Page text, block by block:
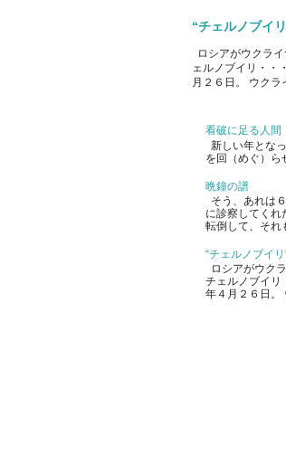
“チェルノブイ
ロシアがウクラ
ェルノブイリ・・
月２６日。 ウク
看破に足る人間
新しい年と
を回（めぐ）
晩鐘の譜
そう、あれは
に診察してく
転倒して、それ
“チェルノブイリ
ロシアがウク
チェルノブイリ
年４月２６日。